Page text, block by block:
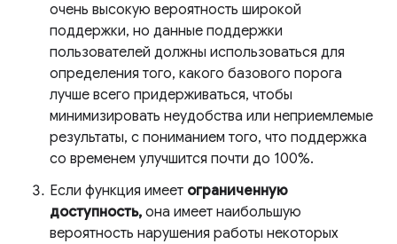
очень высокую вероятность широкой
поддержки, но данные поддержки
пользователей должны использоваться для
определения того, какого базового порога
лучше всего придерживаться, чтобы
минимизировать неудобства или неприемлемые
результаты, с пониманием того, что поддержка
со временем улучшится почти до 100%.
Если функция имеет ограниченную
доступность, она имеет наибольшую
вероятность нарушения работы некоторых